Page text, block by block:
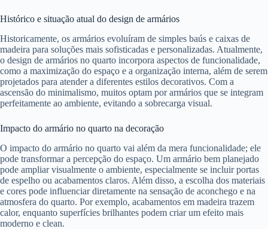
Histórico e situação atual do design de armários
Historicamente, os armários evoluíram de simples baús e caixas de
madeira para soluções mais sofisticadas e personalizadas. Atualmente,
o design de armários no quarto incorpora aspectos de funcionalidade,
como a maximização do espaço e a organização interna, além de serem
projetados para atender a diferentes estilos decorativos. Com a
ascensão do minimalismo, muitos optam por armários que se integram
perfeitamente ao ambiente, evitando a sobrecarga visual.
Impacto do armário no quarto na decoração
O impacto do armário no quarto vai além da mera funcionalidade; ele
pode transformar a percepção do espaço. Um armário bem planejado
pode ampliar visualmente o ambiente, especialmente se incluir portas
de espelho ou acabamentos claros. Além disso, a escolha dos materiais
e cores pode influenciar diretamente na sensação de aconchego e na
atmosfera do quarto. Por exemplo, acabamentos em madeira trazem
calor, enquanto superfícies brilhantes podem criar um efeito mais
moderno e clean.